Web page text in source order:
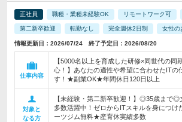
正社員 職種・業種未経験OK リモートワーク可
第二新卒歓迎 転勤なし 完全週休2日制 女性の
情報更新日：2026/07/24 終了予定日：2026/08/20
仕事内容
【5000名以上を育成した研修×同世代の
心！】あなたの適性や希望に合わせたITの
す！★副業OK★年間休日120日以上
対象と
なる方
【未経験・第二新卒歓迎！】◎35歳まで◎
多数活躍中！ゼロからITスキルを身につ
ーツジム無料★産育休実績多数